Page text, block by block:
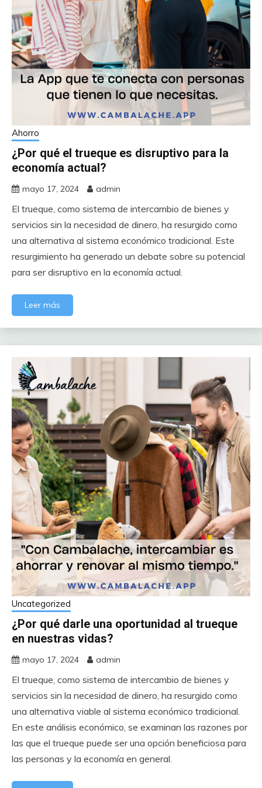
Ahorro
¿Por qué el trueque es disruptivo para la
economía actual?
mayo 17, 2024 admin
El trueque, como sistema de intercambio de bienes y
servicios sin la necesidad de dinero, ha resurgido como
una alternativa al sistema económico tradicional. Este
resurgimiento ha generado un debate sobre su potencial
para ser disruptivo en la economía actual.
Leer más
Uncategorized
¿Por qué darle una oportunidad al trueque
en nuestras vidas?
mayo 17, 2024 admin
El trueque, como sistema de intercambio de bienes y
servicios sin la necesidad de dinero, ha resurgido como
una alternativa viable al sistema económico tradicional.
En este análisis económico, se examinan las razones por
las que el trueque puede ser una opción beneficiosa para
las personas y la economía en general.